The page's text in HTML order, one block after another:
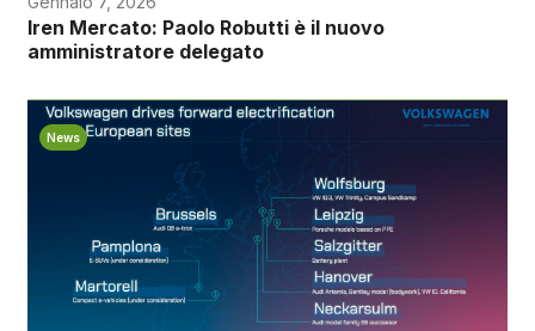
Iren Mercato: Paolo Robutti è il nuovo
amministratore delegato
News